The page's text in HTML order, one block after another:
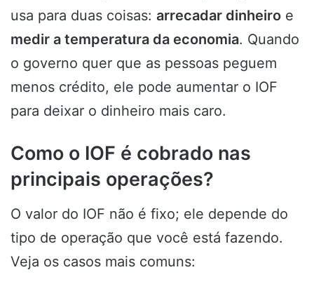
usa para duas coisas: arrecadar dinheiro e
medir a temperatura da economia. Quando
o governo quer que as pessoas peguem
menos crédito, ele pode aumentar o IOF
para deixar o dinheiro mais caro.
Como o IOF é cobrado nas
principais operações?
O valor do IOF não é fixo; ele depende do
tipo de operação que você está fazendo.
Veja os casos mais comuns: